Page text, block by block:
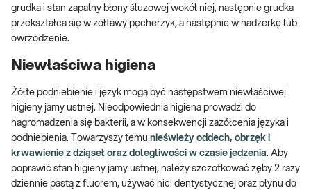
grudka i stan zapalny błony śluzowej wokół niej, następnie grudka
przekształca się w żółtawy pęcherzyk, a następnie w nadżerkę lub
owrzodzenie.
Niewłaściwa higiena
Żółte podniebienie i język mogą być następstwem niewłaściwej
higieny jamy ustnej. Nieodpowiednia higiena prowadzi do
nagromadzenia się bakterii, a w konsekwencji zażółcenia języka i
podniebienia. Towarzyszy temu nieświeży oddech, obrzęk i
krwawienie z dziąseł oraz dolegliwości w czasie jedzenia. Aby
poprawić stan higieny jamy ustnej, należy szczotkować zęby 2 razy
dziennie pastą z fluorem, używać nici dentystycznej oraz płynu do